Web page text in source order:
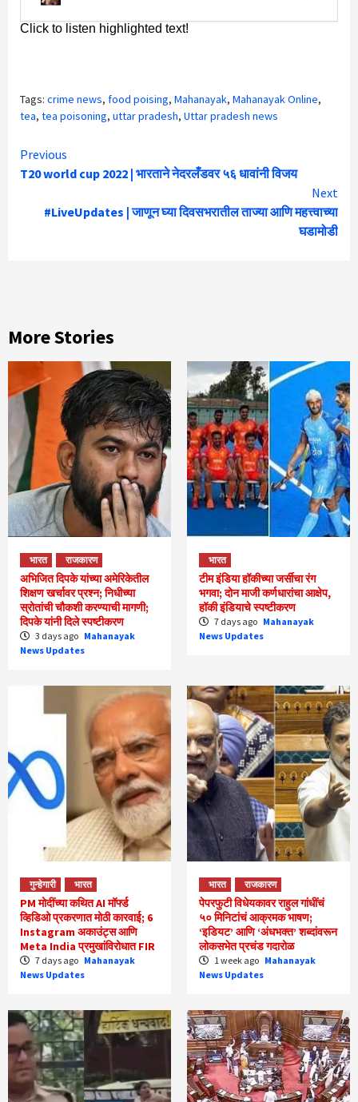
Tags: crime news, food poising, Mahanayak, Mahanayak Online,
tea, tea poisoning, uttar pradesh, Uttar pradesh news
Continue
Reading
Previous
T20 world cup 2022 | भारताने नेदरलँडवर ५६ धावांनी विजय
Next
#LiveUpdates | जाणून घ्या दिवसभरातील ताज्या आणि महत्त्वाच्या
घडामोडी
More Stories
भारत राजकारण
अभिजित दिपके यांच्या अमेरिकेतील
शिक्षण खर्चावर प्रश्न; निधीच्या
स्रोतांची चौकशी करण्याची मागणी;
दिपके यांनी दिले स्पष्टीकरण
3 days ago Mahanayak
News Updates
भारत
टीम इंडिया हॉकीच्या जर्सीचा रंग
भगवा; दोन माजी कर्णधारांचा आक्षेप,
हॉकी इंडियाचे स्पष्टीकरण
7 days ago Mahanayak
News Updates
गुन्हेगारी भारत
PM मोदींच्या कथित AI मॉर्फ्ड
व्हिडिओ प्रकरणात मोठी कारवाई; 6
Instagram अकाउंट्स आणि
Meta India प्रमुखांविरोधात FIR
7 days ago Mahanayak
News Updates
भारत राजकारण
पेपरफुटी विधेयकावर राहुल गांधींचं
५० मिनिटांचं आक्रमक भाषण;
‘इडियट’ आणि ‘अंधभक्त’ शब्दांवरून
लोकसभेत प्रचंड गदारोळ
1 week ago Mahanayak
News Updates